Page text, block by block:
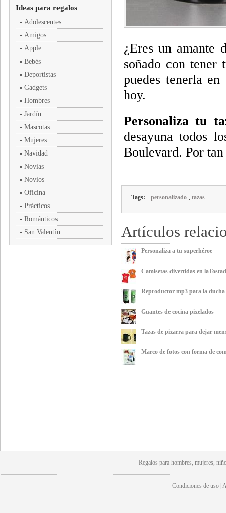
Ideas para regalos
Adolescentes
Amigos
Apple
Bebés
Deportistas
Gadgets
Hombres
Jardín
Mascotas
Mujeres
Navidad
Novias
Novios
Oficina
Prácticos
Románticos
San Valentín
¿Eres un amante
soñado con tener
puedes tenerla
hoy.
Personaliza tu
desayuna todos
Boulevard. Por
Tags: personalizado , tazas
Artículos
Personaliza a tu superhéroe
Camisetas divertidas en
Reproductor mp3 para la ducha
Guantes de cocina pixelados
Tazas de pizarra para dejar
Marco de fotos con forma de
Regalos para hombres, mujeres,
Condiciones de uso |